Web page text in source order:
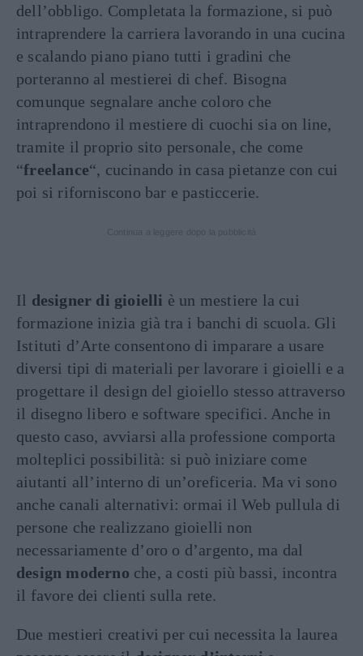
dell’obbligo. Completata la formazione, si può
intraprendere la carriera lavorando in una cucina
e scalando piano piano tutti i gradini che
porteranno al mestierei di chef. Bisogna
comunque segnalare anche coloro che
intraprendono il mestiere di cuochi sia on line,
tramite il proprio sito personale, che come
“freelance“, cucinando in casa pietanze con cui
poi si riforniscono bar e pasticcerie.
Il designer di gioielli è un mestiere la cui
formazione inizia già tra i banchi di scuola. Gli
Istituti d’Arte consentono di imparare a usare
diversi tipi di materiali per lavorare i gioielli e a
progettare il design del gioiello stesso attraverso
il disegno libero e software specifici. Anche in
questo caso, avviarsi alla professione comporta
molteplici possibilità: si può iniziare come
aiutanti all’interno di un’oreficeria. Ma vi sono
anche canali alternativi: ormai il Web pullula di
persone che realizzano gioielli non
necessariamente d’oro o d’argento, ma dal
design moderno che, a costi più bassi, incontra
il favore dei clienti sulla rete.
Due mestieri creativi per cui necessita la laurea